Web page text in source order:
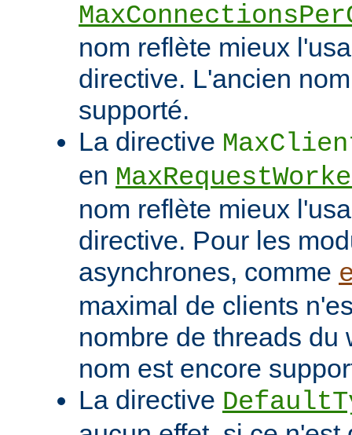
nom reflète mieux
directive. L'ancien
supporté.
La directive
en
nom reflète mieux
directive. Pour les
asynchrones, comme
maximal de clients
nombre de threads du
nom est encore
La directive